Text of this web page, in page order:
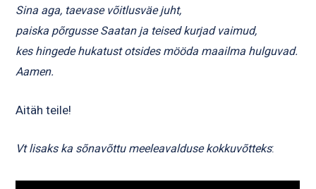
Sina aga, taevase võitlusväe juht,
paiska põrgusse Saatan ja teised kurjad vaimud,
kes hingede hukatust otsides mööda maailma hulguvad.
Aamen.
Aitäh teile!
Vt lisaks ka sõnavõttu meeleavalduse kokkuvõtteks: